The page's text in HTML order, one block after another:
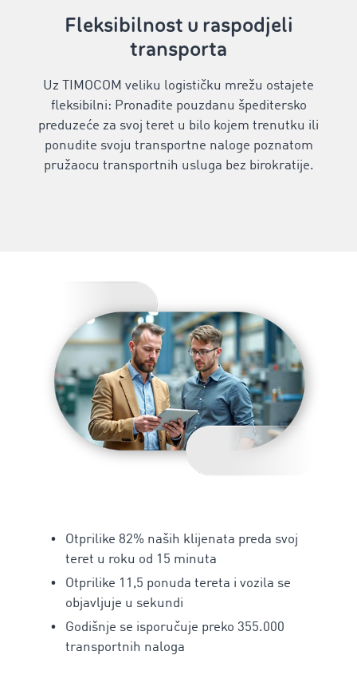
Fleksibilnost u raspodjeli
transporta
Uz TIMOCOM veliku logističku mrežu ostajete
fleksibilni: Pronađite pouzdanu špeditersko
preduzeće za svoj teret u bilo kojem trenutku ili
ponudite svoju transportne naloge poznatom
pružaocu transportnih usluga bez birokratije.
Otprilike 82% naših klijenata preda svoj
teret u roku od 15 minuta
‌Otprilike 11,5 ponuda tereta i vozila se
objavljuje u sekundi
Godišnje se isporučuje preko 355.000
transportnih naloga